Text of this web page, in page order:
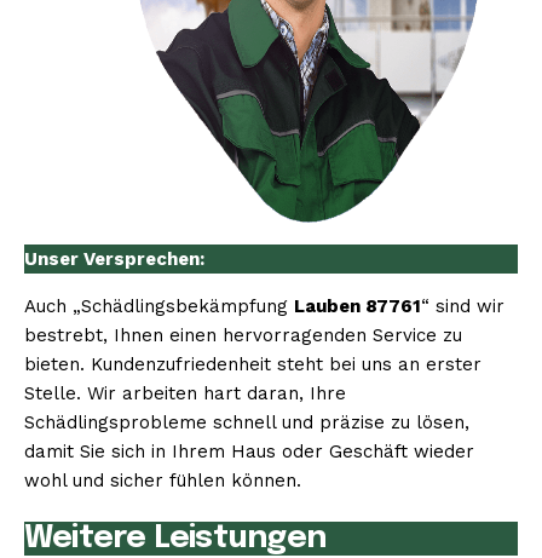
Unser Versprechen:
Auch „Schädlingsbekämpfung Lauben 87761“ sind wir
bestrebt, Ihnen einen hervorragenden Service zu
bieten. Kundenzufriedenheit steht bei uns an erster
Stelle. Wir arbeiten hart daran, Ihre
Schädlingsprobleme schnell und präzise zu lösen,
damit Sie sich in Ihrem Haus oder Geschäft wieder
wohl und sicher fühlen können.
Weitere Leistungen